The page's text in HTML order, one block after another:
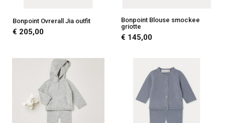
Bonpoint Ovrerall Jia outfit
€ 205,00
Bonpoint Blouse smockee
griotte
€ 145,00